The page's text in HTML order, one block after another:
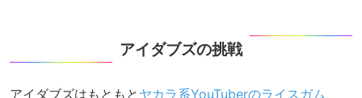
アイダブズの挑戦
アイダブズはもともと ヤカラ系YouTuberのライスガム